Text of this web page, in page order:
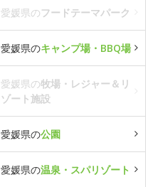
愛媛県のフードテーマパーク
愛媛県のキャンプ場・BBQ場
愛媛県の牧場・レジャー＆リ
ゾート施設
愛媛県の公園
愛媛県の温泉・スパリゾート